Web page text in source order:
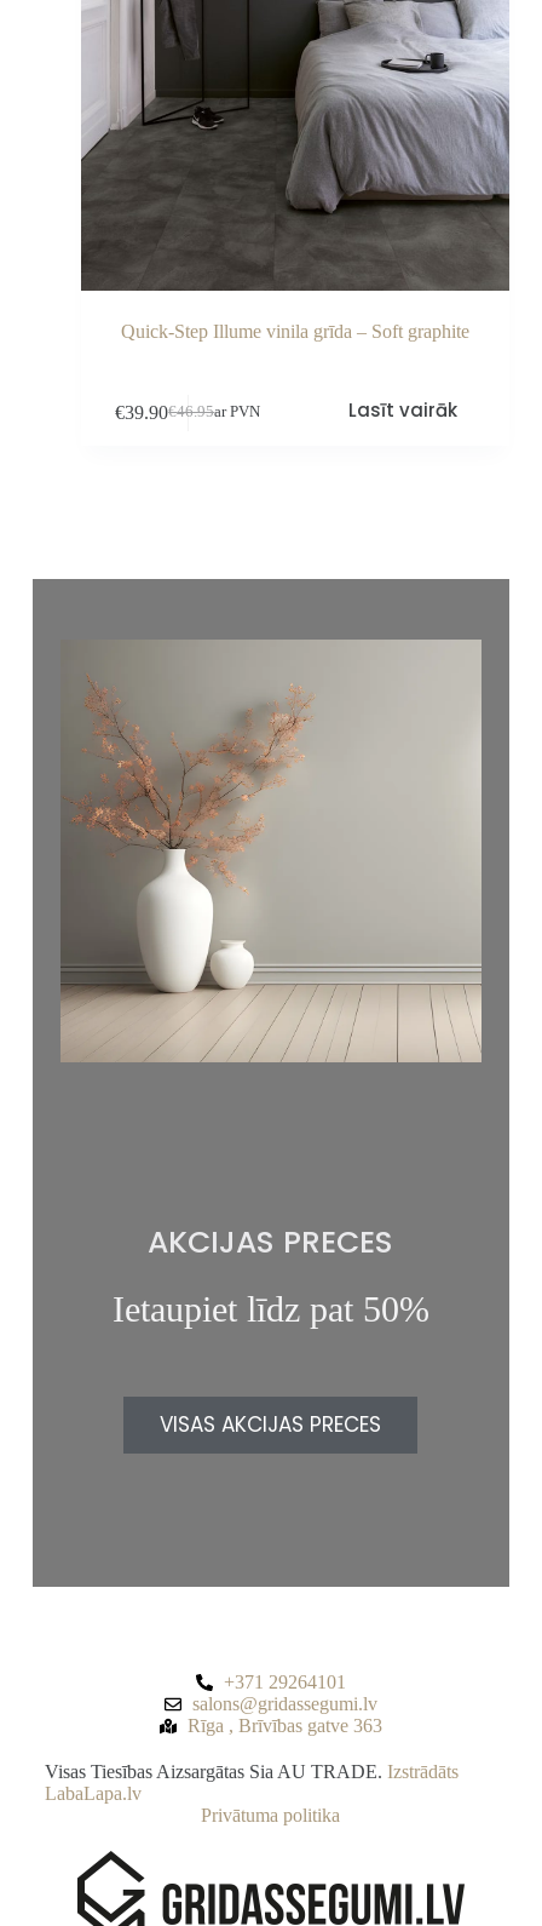
Quick-Step Illume vinila grīda – Soft graphite
€46.95
€39.90 ar PVN Lasīt vairāk
AKCIJAS PRECES
Ietaupiet līdz pat 50%
VISAS AKCIJAS PRECES
+371 29264101
salons@gridassegumi.lv
Rīga , Brīvības gatve 363
Visas Tiesības Aizsargātas Sia AU TRADE. Izstrādāts
LabaLapa.lv
Privātuma politika